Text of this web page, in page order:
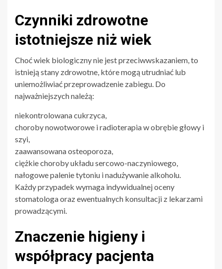
Czynniki zdrowotne
istotniejsze niż wiek
Choć wiek biologiczny nie jest przeciwwskazaniem, to
istnieją stany zdrowotne, które mogą utrudniać lub
uniemożliwiać przeprowadzenie zabiegu. Do
najważniejszych należą:
niekontrolowana cukrzyca,
choroby nowotworowe i radioterapia w obrębie głowy i
szyi,
zaawansowana osteoporoza,
ciężkie choroby układu sercowo-naczyniowego,
nałogowe palenie tytoniu i nadużywanie alkoholu.
Każdy przypadek wymaga indywidualnej oceny
stomatologa oraz ewentualnych konsultacji z lekarzami
prowadzącymi.
Znaczenie higieny i
współpracy pacjenta